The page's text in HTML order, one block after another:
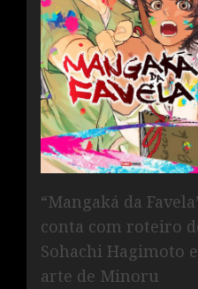
“Mangaká da
conta com roteiro
Sohachi Hagimoto e
arte de Minoru